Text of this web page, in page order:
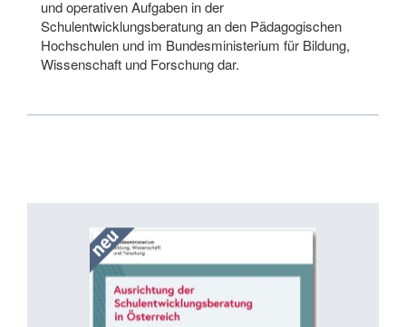
und operativen Aufgaben in der
Schulentwicklungsberatung an den Pädagogischen
Hochschulen und im Bundesministerium für Bildung,
Wissenschaft und Forschung dar.